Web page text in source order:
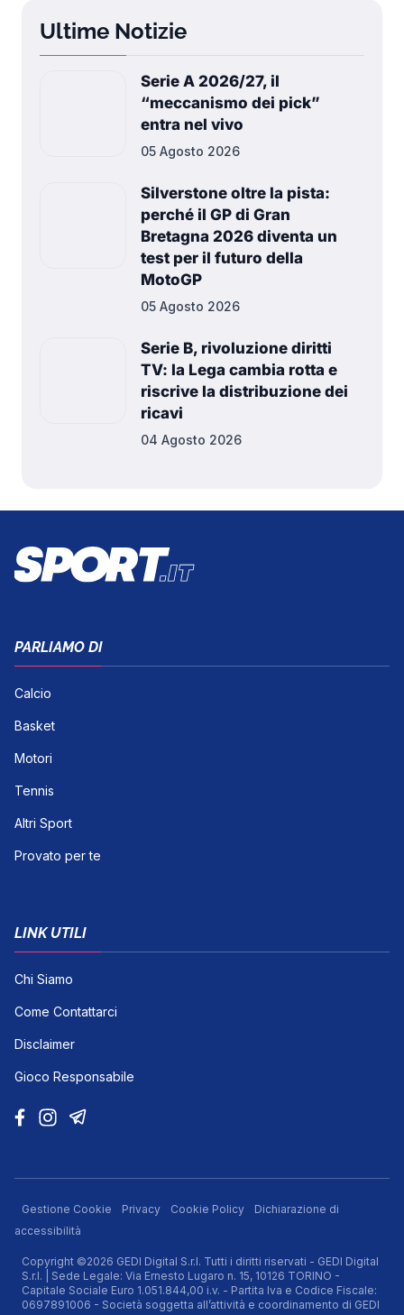
Ultime Notizie
Serie A 2026/27, il
“meccanismo dei pick”
entra nel vivo
05 Agosto 2026
Silverstone oltre la pista:
perché il GP di Gran
Bretagna 2026 diventa un
test per il futuro della
MotoGP
05 Agosto 2026
Serie B, rivoluzione diritti
TV: la Lega cambia rotta e
riscrive la distribuzione dei
ricavi
04 Agosto 2026
PARLIAMO DI
Calcio
Basket
Motori
Tennis
Altri Sport
Provato per te
LINK UTILI
Chi Siamo
Come Contattarci
Disclaimer
Gioco Responsabile
Gestione Cookie Privacy Cookie Policy
Dichiarazione di
accessibilità
Copyright ©2026 GEDI Digital S.r.l. Tutti i diritti riservati - GEDI Digital
S.r.l. | Sede Legale: Via Ernesto Lugaro n. 15, 10126 TORINO -
Capitale Sociale Euro 1.051.844,00 i.v. - Partita Iva e Codice Fiscale:
0697891006 - Società soggetta all’attività e coordinamento di GEDI